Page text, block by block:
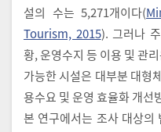
설의 수는 5,271개이다(
Tourism, 2015). 그러나
황, 운영수지 등 이용 및 관
가능한 시설은 대부분 대형
용수요 및 운영 효율화 개선
본 연구에서는 조사 대상의